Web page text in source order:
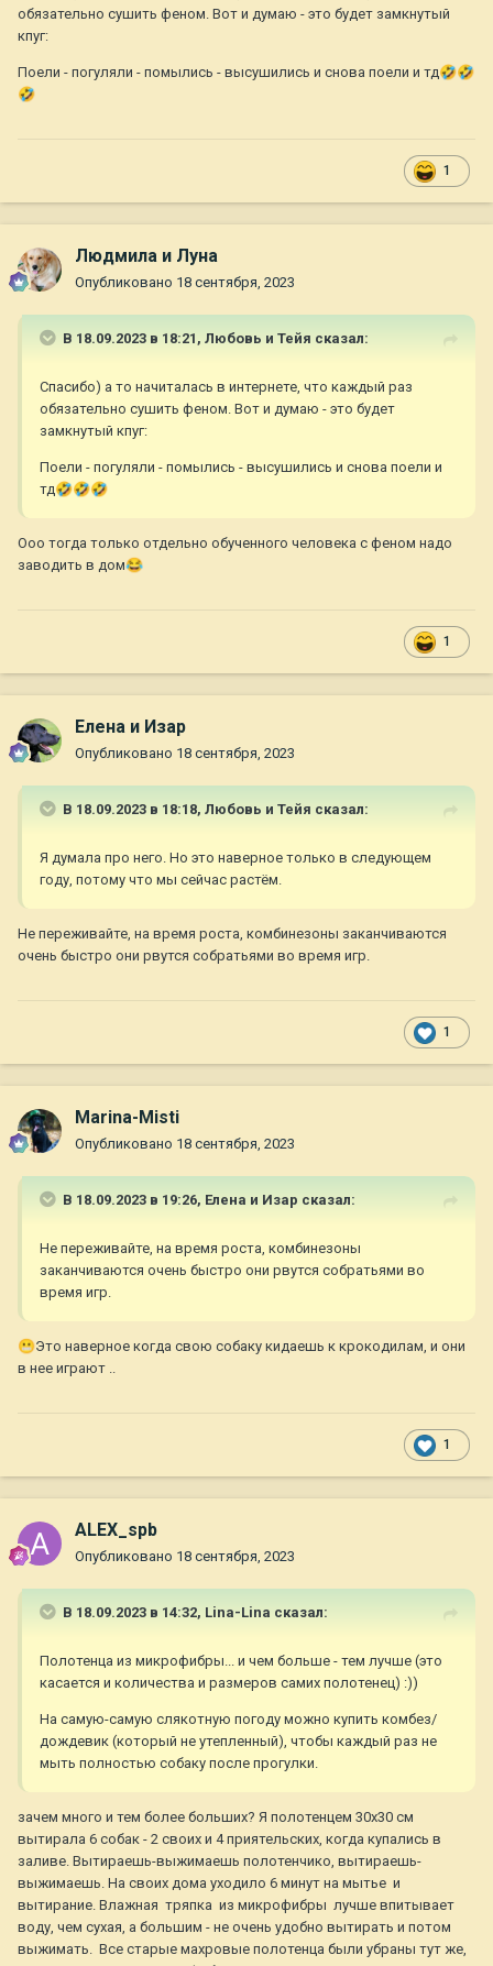
обязательно сушить феном. Вот и думаю - это будет замкнутый
кпуг:
Поели - погуляли - помылись - высушились и снова поели и тд🤣🤣
🤣
1
Людмила и Луна
Опубликовано 18 сентября, 2023
В 18.09.2023 в 18:21, Любовь и Тейя сказал:
Спасибо) а то начиталась в интернете, что каждый раз
обязательно сушить феном. Вот и думаю - это будет
замкнутый кпуг:
Поели - погуляли - помылись - высушились и снова поели и
тд🤣🤣🤣
Ооо тогда только отдельно обученного человека с феном надо
заводить в дом😂
1
Елена и Изар
Опубликовано 18 сентября, 2023
В 18.09.2023 в 18:18, Любовь и Тейя сказал:
Я думала про него. Но это наверное только в следующем
году, потому что мы сейчас растём.
Не переживайте, на время роста, комбинезоны заканчиваются
очень быстро они рвутся собратьями во время игр.
1
Marina-Misti
Опубликовано 18 сентября, 2023
В 18.09.2023 в 19:26, Елена и Изар сказал:
Не переживайте, на время роста, комбинезоны
заканчиваются очень быстро они рвутся собратьями во
время игр.
😬Это наверное когда свою собаку кидаешь к крокодилам, и они
в нее играют ..
1
ALEX_spb
Опубликовано 18 сентября, 2023
В 18.09.2023 в 14:32, Lina-Lina сказал:
Полотенца из микрофибры... и чем больше - тем лучше (это
касается и количества и размеров самих полотенец) :))
На самую-самую слякотную погоду можно купить комбез/
дождевик (который не утепленный), чтобы каждый раз не
мыть полностью собаку после прогулки.
зачем много и тем более больших? Я полотенцем 30х30 см
вытирала 6 собак - 2 своих и 4 приятельских, когда купались в
заливе. Вытираешь-выжимаешь полотенчико, вытираешь-
выжимаешь. На своих дома уходило 6 минут на мытье и
вытирание. Влажная тряпка из микрофибры лучше впитывает
воду, чем сухая, а большим - не очень удобно вытирать и потом
выжимать. Все старые махровые полотенца были убраны тут же,